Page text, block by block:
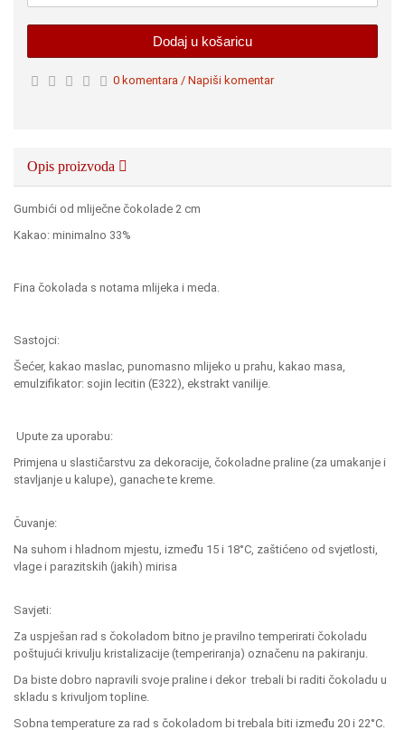
Dodaj u košaricu
0 komentara / Napiši komentar
Opis proizvoda
Gumbići od mliječne čokolade 2 cm
Kakao: minimalno 33%
Fina čokolada s notama mlijeka i meda.
Sastojci:
Šećer, kakao maslac, punomasno mlijeko u prahu, kakao masa,
emulzifikator: sojin lecitin (E322), ekstrakt vanilije.
Upute za uporabu:
Primjena u slastičarstvu za dekoracije, čokoladne praline (za umakanje i
stavljanje u kalupe), ganache te kreme.
Čuvanje:
Na suhom i hladnom mjestu, između 15 i 18°C, zaštićeno od svjetlosti,
vlage i parazitskih (jakih) mirisa
Savjeti:
Za uspješan rad s čokoladom bitno je pravilno temperirati čokoladu
poštujući krivulju kristalizacije (temperiranja) označenu na pakiranju.
Da biste dobro napravili svoje praline i dekor trebali bi raditi čokoladu u
skladu s krivuljom topline.
Sobna temperature za rad s čokoladom bi trebala biti između 20 i 22°C.